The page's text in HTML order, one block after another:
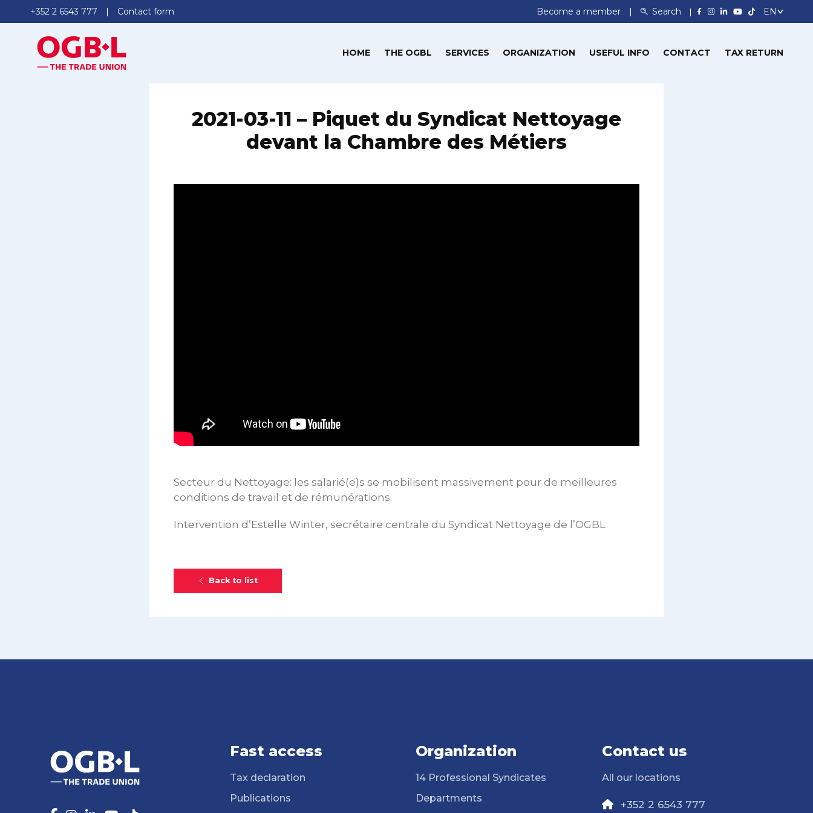
+352 2 6543 777 Contact form Become a member Search
HOME THE OGBL SERVICES ORGANIZATION USEFUL INFO CONTACT TAX RETURN
2021-03-11 – Piquet du Syndicat Nettoyage
devant la Chambre des Métiers
Secteur du Nettoyage: les salarié(e)s se mobilisent massivement pour de meilleures
conditions de travail et de rémunérations.
Intervention d’Estelle Winter, secrétaire centrale du Syndicat Nettoyage de l’OGBL
Back to list
Fast access
Tax declaration
Publications
Organization
14 Professional Syndicates
Departments
Contact us
All our locations
+352 2 6543 777